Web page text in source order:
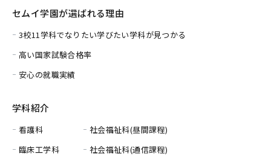
セムイ学園が選ばれる理由
3校11学科でなりたい学びたい学科が見つかる
高い国家試験合格率
安心の就職実績
学科紹介
看護科
臨床工学科
社会福祉科(昼間課程)
社会福祉科(通信課程)